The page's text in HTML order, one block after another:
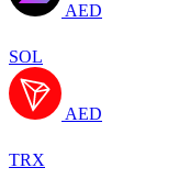
AED
SOL
AED
TRX